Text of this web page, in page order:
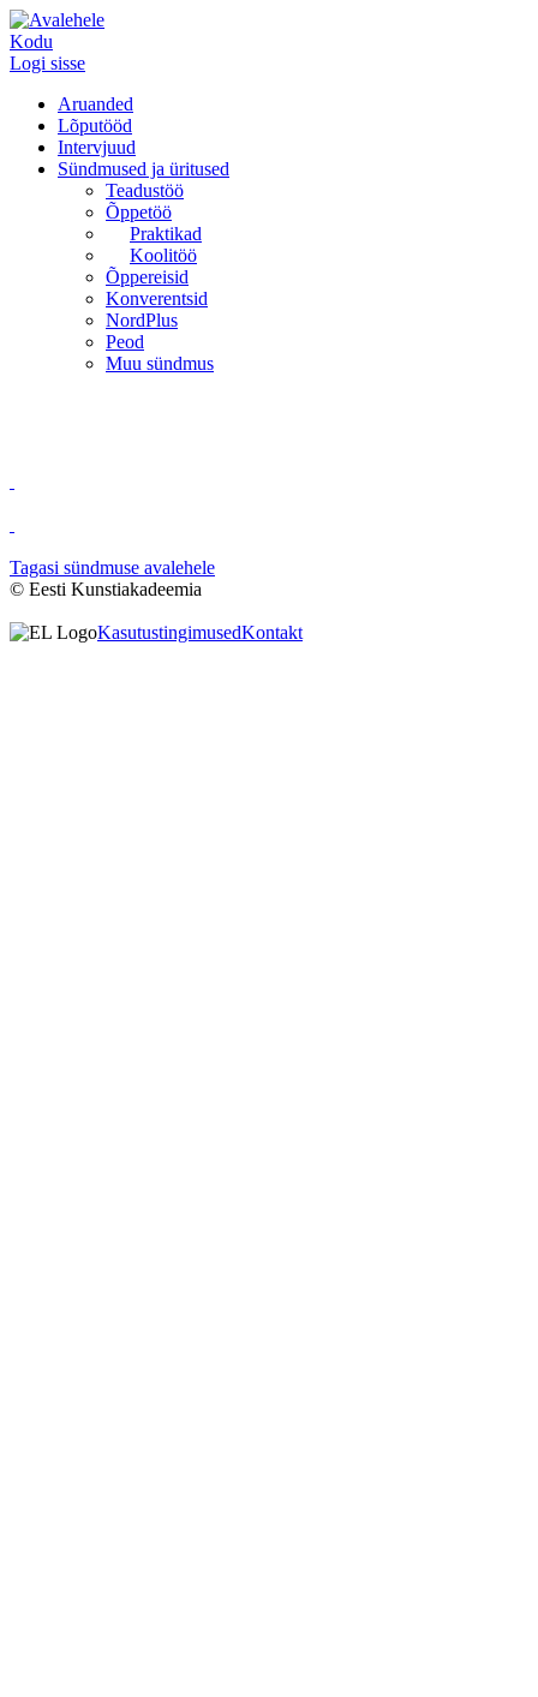
Kodu
Logi sisse
Aruanded
Lõputööd
Intervjuud
Sündmused ja üritused
Teadustöö
Õppetöö
Praktikad
Koolitöö
Õppereisid
Konverentsid
NordPlus
Peod
Muu sündmus
Tagasi sündmuse avalehele
© Eesti Kunstiakadeemia
KasutustingimusedKontakt